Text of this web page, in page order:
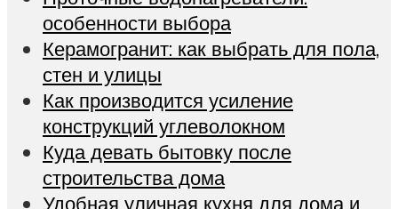
особенности выбора
Керамогранит: как выбрать для пола,
стен и улицы
Как производится усиление
конструкций углеволокном
Куда девать бытовку после
строительства дома
Удобная уличная кухня для дома и